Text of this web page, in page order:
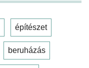
építészet
beruházás